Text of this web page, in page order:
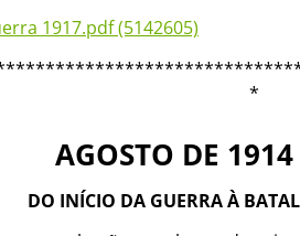
1917.pdf (5142605)
*
AGOSTO DE
DO INÍCIO DA GUERRA À